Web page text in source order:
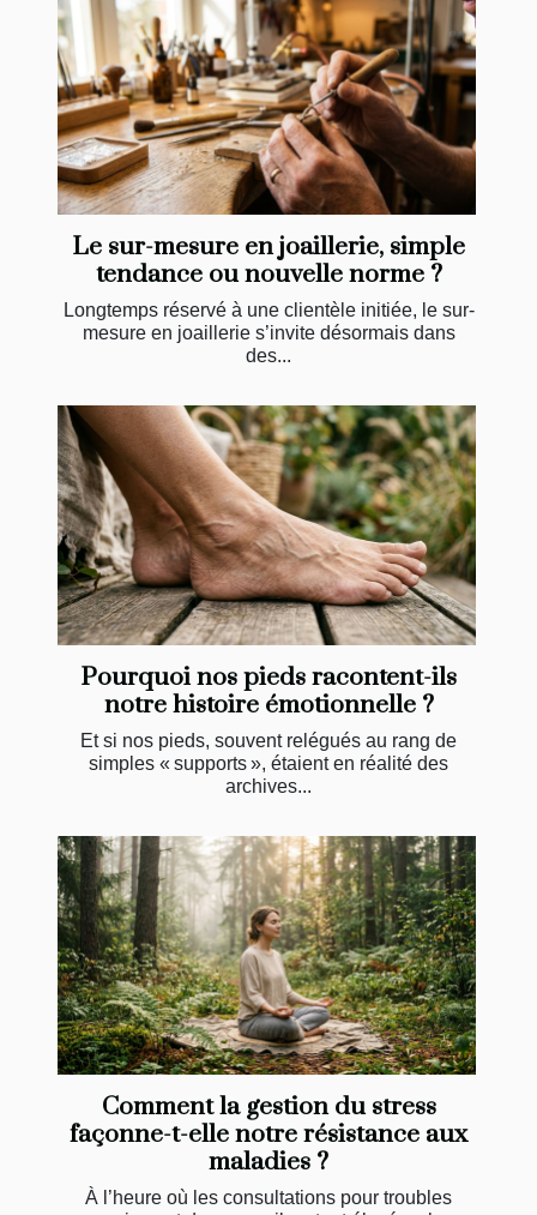
Le sur-mesure en joaillerie, simple
tendance ou nouvelle norme ?
Longtemps réservé à une clientèle initiée, le sur-
mesure en joaillerie s’invite désormais dans
des...
Pourquoi nos pieds racontent-ils
notre histoire émotionnelle ?
Et si nos pieds, souvent relégués au rang de
simples « supports », étaient en réalité des
archives...
Comment la gestion du stress
façonne-t-elle notre résistance aux
maladies ?
À l’heure où les consultations pour troubles